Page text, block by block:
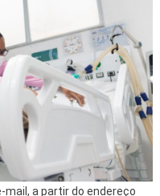
a partir do endereço